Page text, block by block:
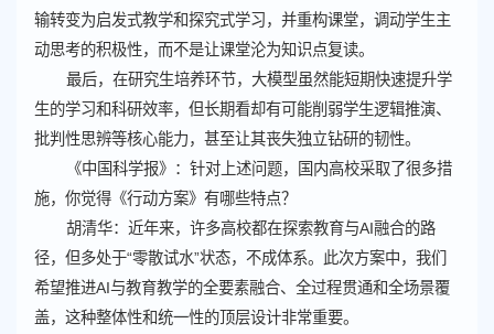
输转变为启发式教学和探究式学习，并重构课堂，调动学生主
动思考的积极性，而不是让课堂沦为知识点复读。
最后，在研究生培养环节，大模型虽然能短期快速提升学
生的学习和科研效率，但长期看却有可能削弱学生逻辑推演、
批判性思辨等核心能力，甚至让其丧失独立钻研的韧性。
《中国科学报》：针对上述问题，国内高校采取了很多措
施，你觉得《行动方案》有哪些特点？
胡清华：近年来，许多高校都在探索教育与AI融合的路
径，但多处于“零散试水”状态，不成体系。此次方案中，我们
希望推进AI与教育教学的全要素融合、全过程贯通和全场景覆
盖，这种整体性和统一性的顶层设计非常重要。